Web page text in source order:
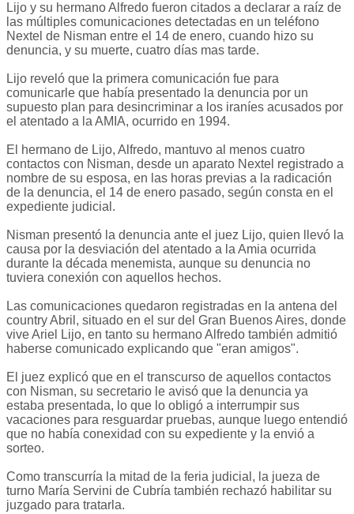
Lijo y su hermano Alfredo fueron citados a declarar a raíz de
las múltiples comunicaciones detectadas en un teléfono
Nextel de Nisman entre el 14 de enero, cuando hizo su
denuncia, y su muerte, cuatro días mas tarde.
Lijo reveló que la primera comunicación fue para
comunicarle que había presentado la denuncia por un
supuesto plan para desincriminar a los iraníes acusados por
el atentado a la AMIA, ocurrido en 1994.
El hermano de Lijo, Alfredo, mantuvo al menos cuatro
contactos con Nisman, desde un aparato Nextel registrado a
nombre de su esposa, en las horas previas a la radicación
de la denuncia, el 14 de enero pasado, según consta en el
expediente judicial.
Nisman presentó la denuncia ante el juez Lijo, quien llevó la
causa por la desviación del atentado a la Amia ocurrida
durante la década menemista, aunque su denuncia no
tuviera conexión con aquellos hechos.
Las comunicaciones quedaron registradas en la antena del
country Abril, situado en el sur del Gran Buenos Aires, donde
vive Ariel Lijo, en tanto su hermano Alfredo también admitió
haberse comunicado explicando que "eran amigos".
El juez explicó que en el transcurso de aquellos contactos
con Nisman, su secretario le avisó que la denuncia ya
estaba presentada, lo que lo obligó a interrumpir sus
vacaciones para resguardar pruebas, aunque luego entendió
que no había conexidad con su expediente y la envió a
sorteo.
Como transcurría la mitad de la feria judicial, la jueza de
turno María Servini de Cubría también rechazó habilitar su
juzgado para tratarla.